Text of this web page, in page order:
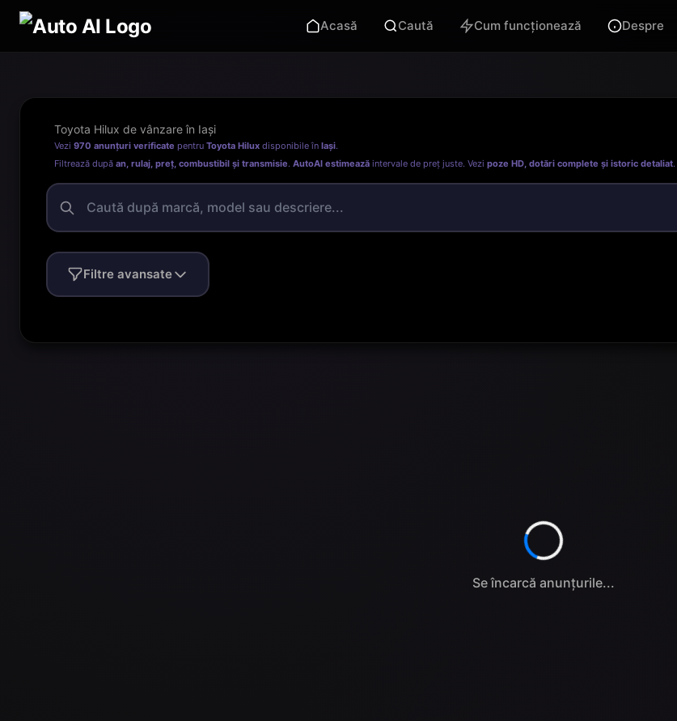
Acasă Caută Cum funcționează Despre
Toyota Hilux de vânzare în Iași
Vezi 970 anunțuri verificate pentru Toyota Hilux disponibile în Iași.
Filtrează după an, rulaj, preț, combustibil și transmisie. AutoAI estimează intervale de preț juste. Vezi poze HD, dotări complete și istoric detaliat.
Filtre avansate
Se încarcă anunțurile...